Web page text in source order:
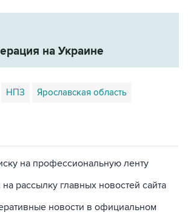
на Украине
НПЗ Ярославская область
на профессиональную ленту
рассылку главных новостей сайта
новости в официальном